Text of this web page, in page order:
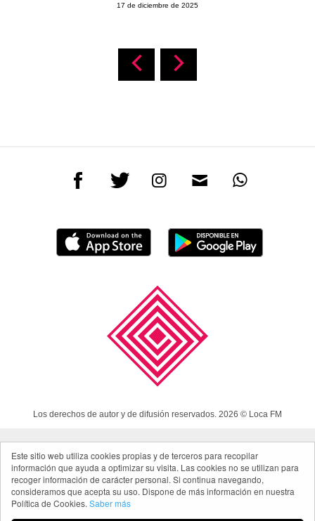
Este sitio web utiliza cookies propias y de terceros para recopilar
información que ayuda a optimizar su visita. Las cookies no se utilizan para
recoger información de carácter personal. Si continua navegando,
consideramos que acepta su uso. Dispone de más información en nuestra
Política de Cookies. Saber más
17 de diciembre de 2025
Los derechos de autor y de difusión reservados. 2026 © Loca FM
Aviso Legal
Política de cookies
Política de privacidad App